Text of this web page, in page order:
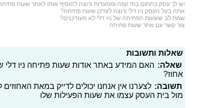
יש לך עסק בתחוםבתי קפה ומסעדות ורוצה להוסיף אותו לאתר שעות
אתה בעל העסק ניו דלי ורוצה לעדכן שעות פתיחה?
שמת לב ששעות הפתיחה של ניו דלי לא מעודכנים?
צור קשר עם אתר שעות פתיחה
שאלות ותשובות
שאלה: האם המידע באתר אודות שעות פתיחה ניו דלי
אחוז?
תשובה: לצערנו אין אנחנו יכולים לדייק במאת
מול בית העסק עצמו את שעות הפעילות שלו